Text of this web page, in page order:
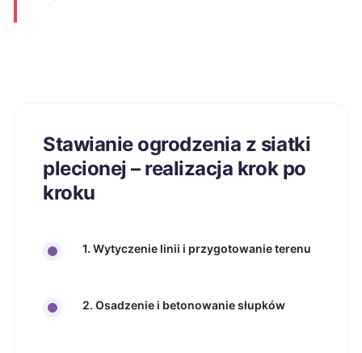
Stawianie ogrodzenia z siatki
plecionej – realizacja krok po
kroku
1. Wytyczenie linii i przygotowanie terenu
2. Osadzenie i betonowanie słupków